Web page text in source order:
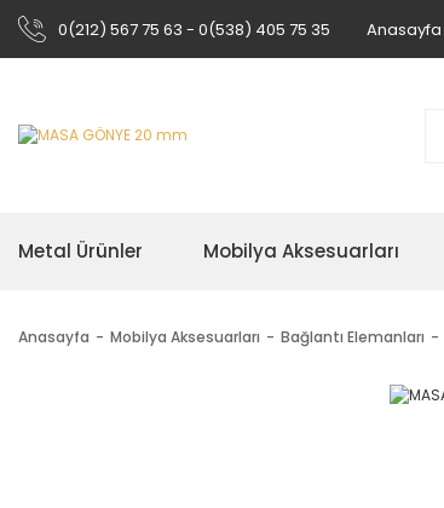
0(212) 567 75 63 - 0(538) 405 75 35 Anasayfa
Metal Ürünler Mobilya Aksesuarları
Anasayfa Mobilya Aksesuarları Bağlantı Elemanları